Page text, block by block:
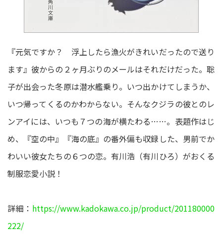
『元気ですか？ 浮上したら漁火がきれいだったので送り
ます』彼からの２ヶ月ぶりのメールはそれだけだった。聡
子が出会った冬原は潜水艦乗り。いつ出かけてしまうか、
いつ帰ってくるのかわからない。そんなクジラの彼とのレ
ンアイには、いつも７つの海が横たわる……。表題作はじ
め、『空の中』『海の底』の番外偏も収録した、男前でか
わいい彼女たちの６つの恋。有川浩（有川ひろ）がおくる
制服恋愛小説！
詳細： https://www.kadokawa.co.jp/product/201180000
222/